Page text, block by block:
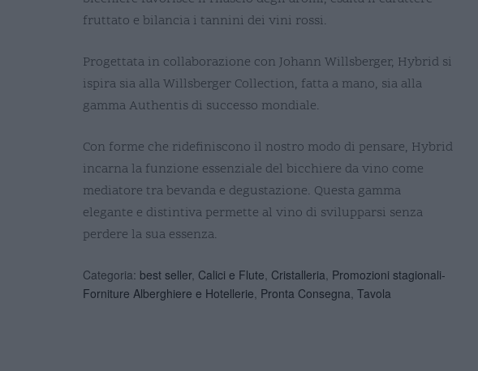
fruttato e bilancia i tannini dei vini rossi.
Progettata in collaborazione con Johann Willsberger, Hybrid si
ispira sia alla Willsberger Collection, fatta a mano, sia alla
gamma Authentis di successo mondiale.
Con forme che ridefiniscono il nostro modo di pensare, Hybrid
incarna la funzione essenziale del bicchiere da vino come
mediatore tra bevanda e degustazione. Questa gamma
elegante e distintiva permette al vino di svilupparsi senza
perdere la sua essenza.
Categoria: best seller, Calici e Flute, Cristalleria, Promozioni stagionali-
Forniture Alberghiere e Hotellerie, Pronta Consegna, Tavola